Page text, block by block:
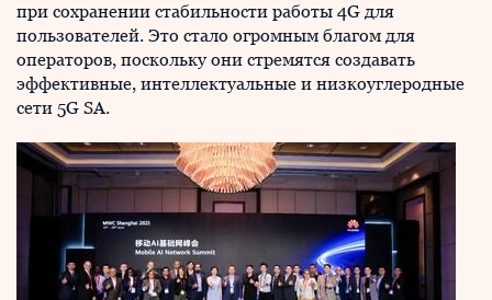
при сохранении стабильности работы 4G для
пользователей. Это стало огромным благом для
операторов, поскольку они стремятся создавать
эффективные, интеллектуальные и низкоуглеродные
сети 5G SA.